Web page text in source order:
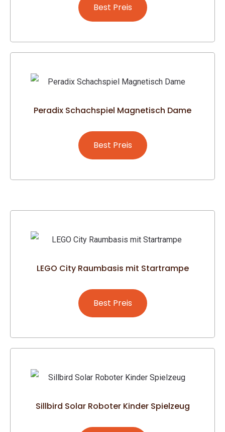
Best Preis
Peradix Schachspiel Magnetisch Dame
Best Preis
LEGO City Raumbasis mit Startrampe
Best Preis
Sillbird Solar Roboter Kinder Spielzeug